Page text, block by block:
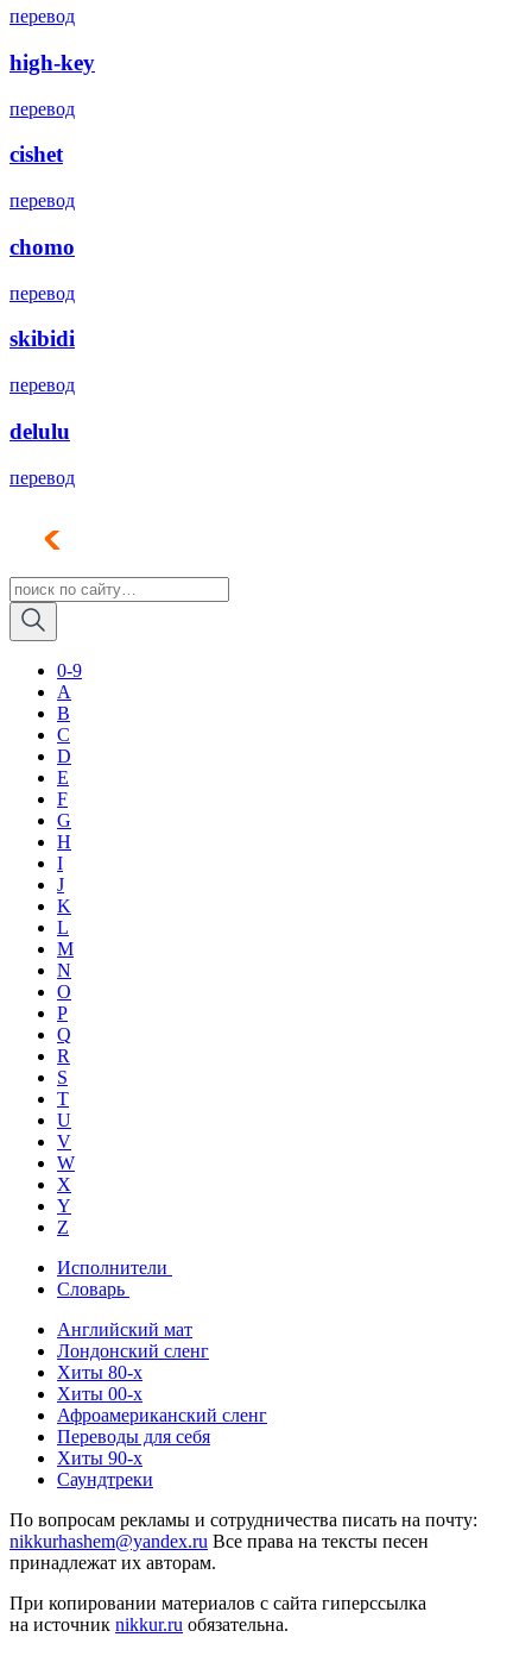
перевод
high-key
перевод
cishet
перевод
chomo
перевод
skibidi
перевод
delulu
перевод
0-9
A
B
C
D
E
F
G
H
I
J
K
L
M
N
O
P
Q
R
S
T
U
V
W
X
Y
Z
Исполнители
Словарь
Английский мат
Лондонский сленг
Хиты 80-х
Хиты 00-х
Афроамериканский сленг
Переводы для себя
Хиты 90-х
Саундтреки
По вопросам рекламы и сотрудничества писать на почту:
nikkurhashem@yandex.ru Все права на тексты песен
принадлежат их авторам.
При копировании материалов с сайта гиперссылка
на источник nikkur.ru обязательна.